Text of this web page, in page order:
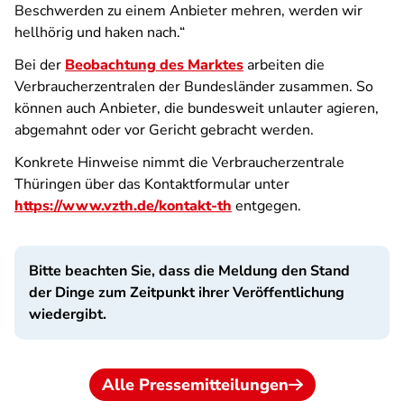
Beschwerden zu einem Anbieter mehren, werden wir
hellhörig und haken nach.“
Bei der Beobachtung des Marktesarbeiten die
Verbraucherzentralen der Bundesländer zusammen. So
können auch Anbieter, die bundesweit unlauter agieren,
abgemahnt oder vor Gericht gebracht werden.
Konkrete Hinweise nimmt die Verbraucherzentrale
Thüringen über das Kontaktformular unter
https://www.vzth.de/kontakt-th entgegen.
Bitte beachten Sie, dass die Meldung den Stand
der Dinge zum Zeitpunkt ihrer Veröffentlichung
wiedergibt.
Alle Pressemitteilungen